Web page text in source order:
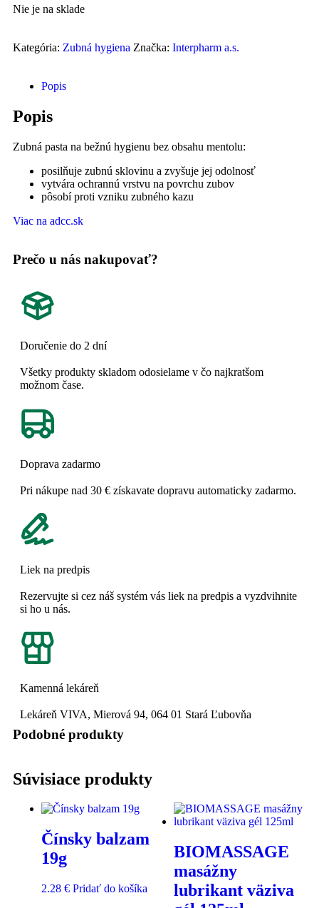
Nie je na sklade
Kategória: Zubná hygiena Značka: Interpharm a.s.
Popis
Popis
Zubná pasta na bežnú hygienu bez obsahu mentolu:
posilňuje zubnú sklovinu a zvyšuje jej odolnosť
vytvára ochrannú vrstvu na povrchu zubov
pôsobí proti vzniku zubného kazu
Viac na adcc.sk
Prečo u nás nakupovať?
Doručenie do 2 dní
Všetky produkty skladom odosielame v čo najkratšom
možnom čase.
Doprava zadarmo
Pri nákupe nad 30 € získavate dopravu automaticky zadarmo.
Liek na predpis
Rezervujte si cez náš systém vás liek na predpis a vyzdvihnite
si ho u nás.
Kamenná lekáreň
Lekáreň VIVA, Mierová 94, 064 01 Stará Ľubovňa
Podobné produkty
Súvisiace produkty
Čínsky balzam
19g
2.28 € Pridať do košíka
BIOMASSAGE
masážny
lubrikant väziva